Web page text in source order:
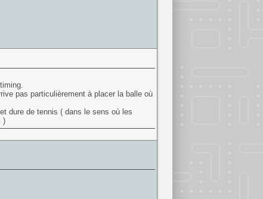
pas particulièrement à placer la balle où
dure de tennis ( dans le sens où les
)